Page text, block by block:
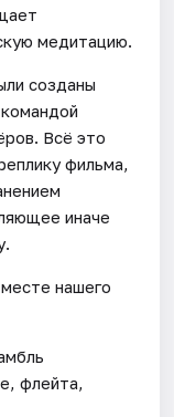
медитацию.
созданы
Всё это
фильма,
иначе
нашего
флейта,